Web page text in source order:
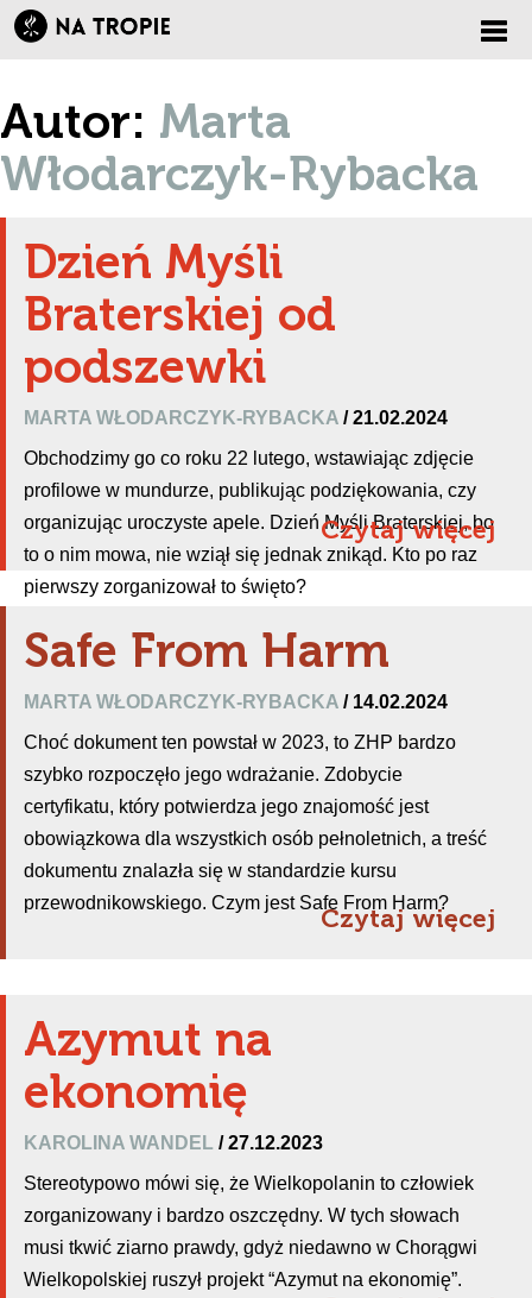
Autor: Marta
Włodarczyk-Rybacka
Dzień Myśli
Braterskiej od
podszewki
MARTA WŁODARCZYK-RYBACKA / 21.02.2024
Obchodzimy go co roku 22 lutego, wstawiając zdjęcie
profilowe w mundurze, publikując podziękowania, czy
organizując uroczyste apele. Dzień Myśli Braterskiej, bo
to o nim mowa, nie wziął się jednak znikąd. Kto po raz
pierwszy zorganizował to święto?
Czytaj więcej
Safe From Harm
MARTA WŁODARCZYK-RYBACKA / 14.02.2024
Choć dokument ten powstał w 2023, to ZHP bardzo
szybko rozpoczęło jego wdrażanie. Zdobycie
certyfikatu, który potwierdza jego znajomość jest
obowiązkowa dla wszystkich osób pełnoletnich, a treść
dokumentu znalazła się w standardzie kursu
przewodnikowskiego. Czym jest Safe From Harm?
Czytaj więcej
Azymut na
ekonomię
KAROLINA WANDEL / 27.12.2023
Stereotypowo mówi się, że Wielkopolanin to człowiek
zorganizowany i bardzo oszczędny. W tych słowach
musi tkwić ziarno prawdy, gdyż niedawno w Chorągwi
Wielkopolskiej ruszył projekt “Azymut na ekonomię”.